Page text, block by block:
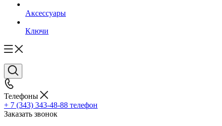
Аксессуары
Ключи
Телефоны
+ 7 (343) 343-48-88 телефон
Заказать звонок